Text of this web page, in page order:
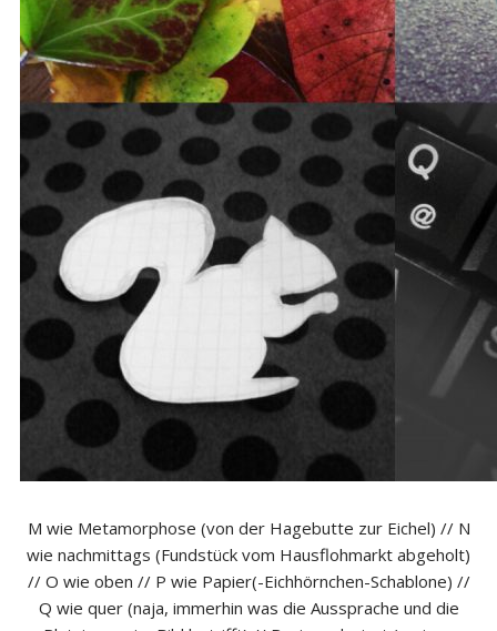
M wie Metamorphose (von der Hagebutte zur Eichel) // N
wie nachmittags (Fundstück vom Hausflohmarkt abgeholt)
// O wie oben // P wie Papier(-Eichhörnchen-Schablone) //
Q wie quer (naja, immerhin was die Aussprache und die